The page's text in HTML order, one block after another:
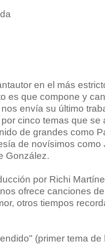
en el más
es que compone y
envía su último
cinco temas que se
de grandes como
de novísimos como
González.
por Richi
ofrece canciones
otros tiempos
(primer tema